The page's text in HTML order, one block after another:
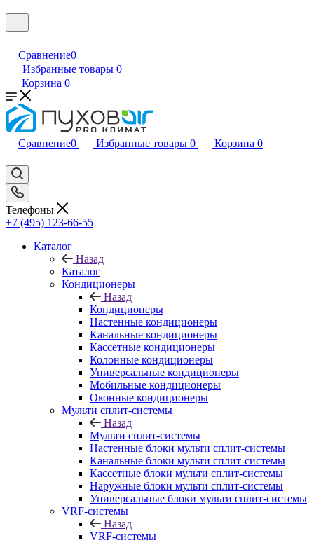
Сравнение0
Избранные товары 0
Корзина 0
Сравнение0 Избранные товары 0 Корзина 0
Телефоны
+7 (495) 123-66-55
Каталог
Назад
Каталог
Кондиционеры
Назад
Кондиционеры
Настенные кондиционеры
Канальные кондиционеры
Кассетные кондиционеры
Колонные кондиционеры
Универсальные кондиционеры
Мобильные кондиционеры
Оконные кондиционеры
Мульти сплит-системы
Назад
Мульти сплит-системы
Настенные блоки мульти сплит-системы
Канальные блоки мульти сплит-системы
Кассетные блоки мульти сплит-системы
Наружные блоки мульти сплит-системы
Универсальные блоки мульти сплит-системы
VRF-системы
Назад
VRF-системы